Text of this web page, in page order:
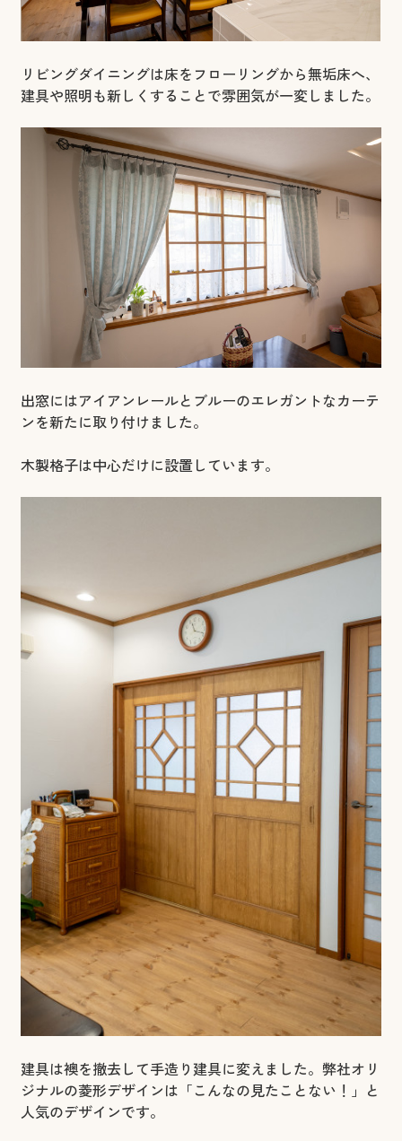
リビングダイニングは床をフローリングから無垢床へ、
建具や照明も新しくすることで雰囲気が一変しました。
出窓にはアイアンレールとブルーのエレガントなカーテ
ンを新たに取り付けました。
木製格子は中心だけに設置しています。
建具は襖を撤去して手造り建具に変えました。弊社オリ
ジナルの菱形デザインは「こんなの見たことない！」と
人気のデザインです。